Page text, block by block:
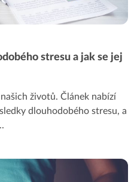
stresu a jak se jej
životů. Článek nabízí
dlouhodobého stresu, a